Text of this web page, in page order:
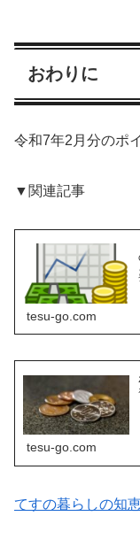
おわりに
令和7年2月分のポ
▼関連記事
tesu-go.com
tesu-go.com
てすの暮らしの知